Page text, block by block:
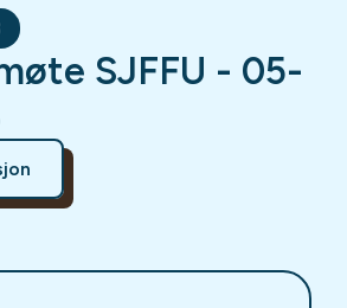
SJFFU - 05-